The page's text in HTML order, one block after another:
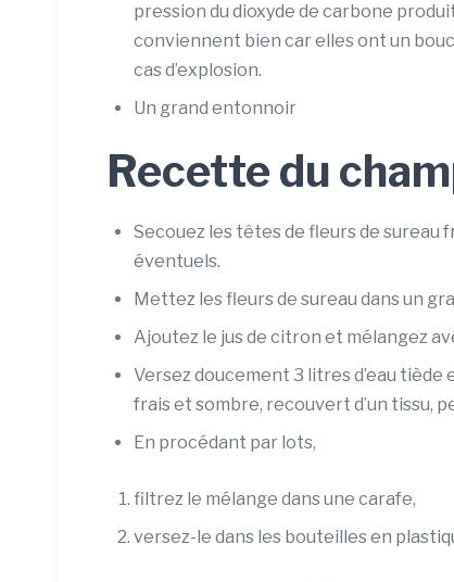
pression du dioxyde de carbone
conviennent bien car elles ont un
cas d’explosion.
Un grand entonnoir
Recette du
Secouez les têtes de fleurs de
éventuels.
Mettez les fleurs de sureau dans un
Ajoutez le jus de citron et mélangez
Versez doucement 3 litres d’eau
frais et sombre, recouvert d’un tissu,
En procédant par lots,
filtrez le mélange dans une carafe,
versez-le dans les bouteilles en